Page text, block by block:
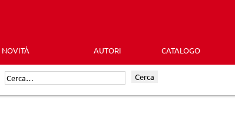
NOVITÀ AUTORI CATALOGO
Cerca: Cerca